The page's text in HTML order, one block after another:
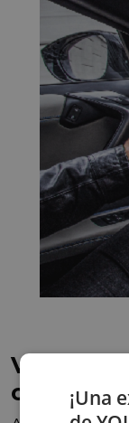
Ventajas
cambio
¡Una